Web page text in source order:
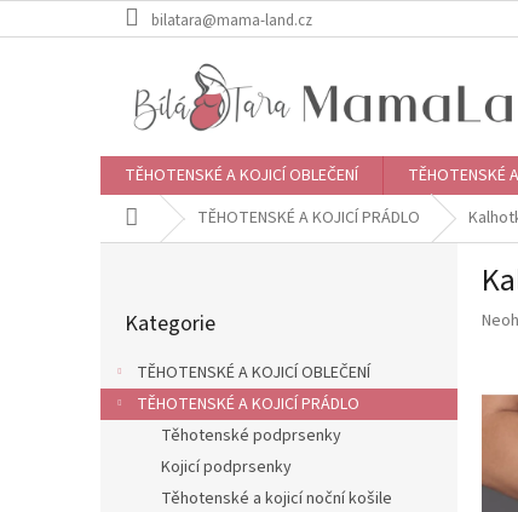
na
bilatara@mama-land.cz
TĚHOTENSKÉ A KOJICÍ OBLEČENÍ TĚHOTENSKÉ
Domů TĚHOTENSKÉ A KOJICÍ PRÁDLO
a
n
kategorie
Kategorie
TĚHOTENSKÉ A KOJICÍ OBLEČENÍ
TĚHOTENSKÉ A KOJICÍ PRÁDLO
Těhotenské podprsenky
Kojicí podprsenky
Těhotenské a kojicí noční košile
je
0,0